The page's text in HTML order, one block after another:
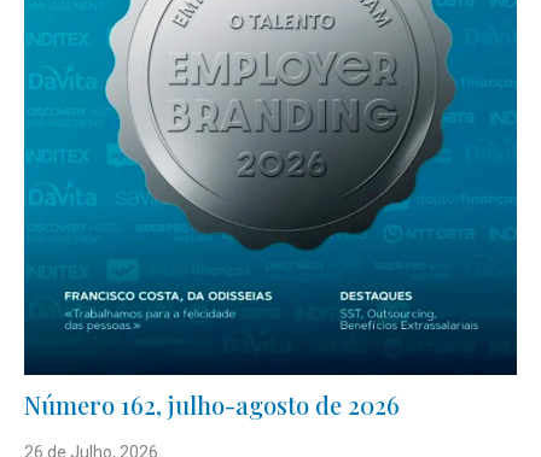
Número 162, julho-agosto de 2026
26 de Julho, 2026